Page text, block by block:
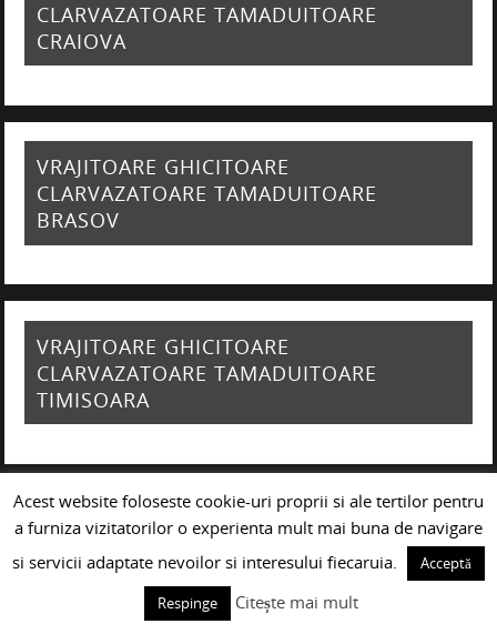
CLARVAZATOARE TAMADUITOARE
CRAIOVA
VRAJITOARE GHICITOARE
CLARVAZATOARE TAMADUITOARE
BRASOV
VRAJITOARE GHICITOARE
CLARVAZATOARE TAMADUITOARE
TIMISOARA
VRAJITOARE GHICITOARE
CLARVAZATOARE TAMADUITOARE IASI
Acest website foloseste cookie-uri proprii si ale tertilor pentru
a furniza vizitatorilor o experienta mult mai buna de navigare
si servicii adaptate nevoilor si interesului fiecaruia.
Acceptă
Respinge
Citește mai mult